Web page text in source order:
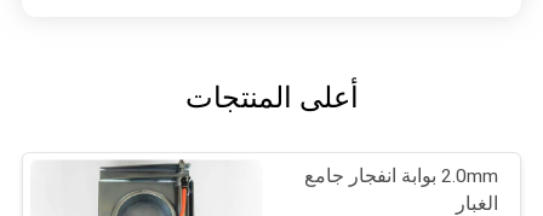
أعلى المنتجات
2.0mm بوابة انفجار جامع
الغبار